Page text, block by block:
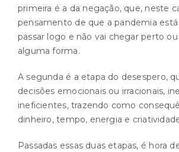
primeira é a da negação, que, neste
pensamento de que a pandemia está
passar logo e não vai chegar perto
alguma forma.
A segunda é a etapa do desespero,
decisões emocionais ou irracionais,
ineficientes, trazendo como
dinheiro, tempo, energia e
Passadas essas duas etapas, é hora